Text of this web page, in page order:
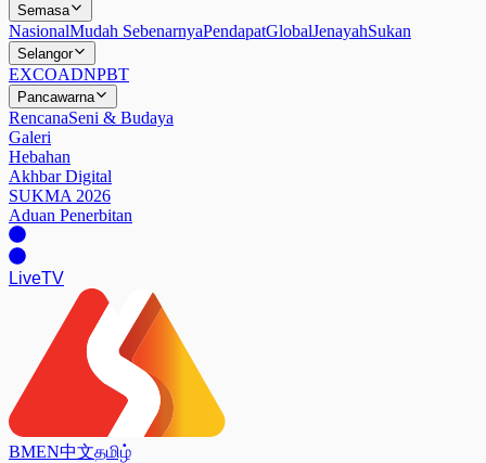
Semasa
NasionalMudah SebenarnyaPendapatGlobalJenayahSukan
Selangor
EXCOADNPBT
Pancawarna
RencanaSeni & Budaya
Galeri
Hebahan
Akhbar Digital
SUKMA 2026
Aduan Penerbitan
LiveTV
BMEN中文தமிழ்